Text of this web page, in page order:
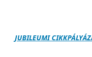
JUBILEUMI CIKKPÁLYÁ